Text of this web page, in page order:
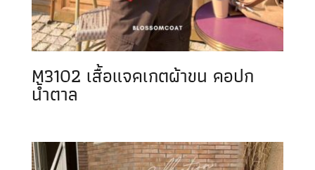
M3102 เสื้อแจคเกตผ้าขน คอปก
น้ำตาล